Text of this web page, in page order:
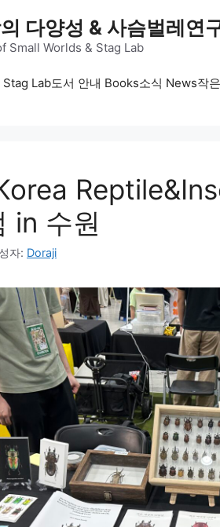
다양성 & 사슴벌레연
Small Worlds & Stag Lab
Stag Lab도서 안내 Books소식 News작
in 수원
자: Doraji